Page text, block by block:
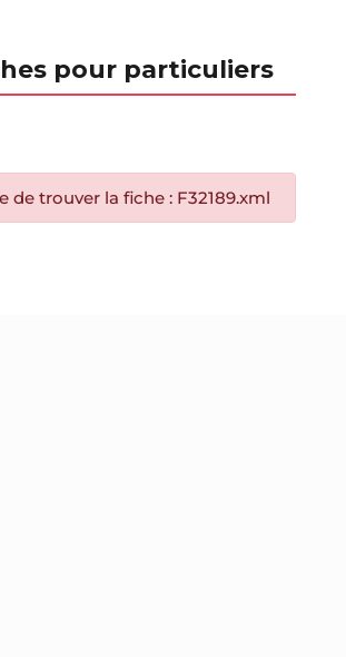
pour particuliers
de trouver la fiche : F32189.xml